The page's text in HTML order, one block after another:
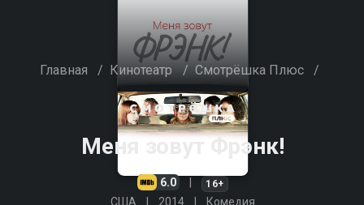
Главная / Кинотеатр / Смотрёшка Плюс /
Меня зовут Фрэнк!
6.0 16+
США 2014 Комедия